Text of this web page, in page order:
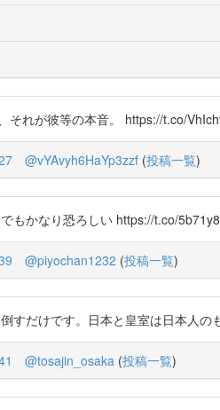
それが彼等の本音。 https://t.co/
@vYAvyh6HaYp3zzf (投稿一覧)
もかなり恐ろしい https://t.co/
@piyochan1232 (投稿一覧)
すだけです。日本と皇室は日本人
@tosajin_osaka (投稿一覧)